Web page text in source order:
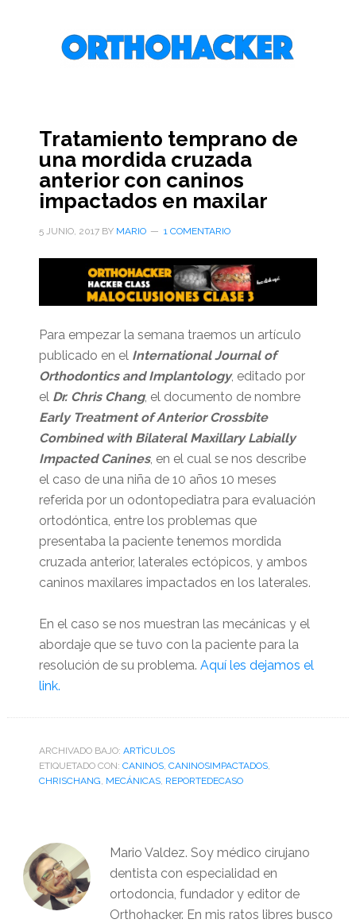
Tratamiento temprano de
una mordida cruzada
anterior con caninos
impactados en maxilar
5 JUNIO, 2017BY MARIO 1 COMENTARIO
Para empezar la semana traemos un artículo
publicado en el International Journal of
Orthodontics and Implantology, editado por
el Dr. Chris Chang, el documento de nombre
Early Treatment of Anterior Crossbite
Combined with Bilateral Maxillary Labially
Impacted Canines, en el cual se nos describe
el caso de una niña de 10 años 10 meses
referida por un odontopediatra para evaluación
ortodóntica, entre los problemas que
presentaba la paciente tenemos mordida
cruzada anterior, laterales ectópicos, y ambos
caninos maxilares impactados en los laterales.
En el caso se nos muestran las mecánicas y el
abordaje que se tuvo con la paciente para la
resolución de su problema. Aquí les dejamos el
link.
ARCHIVADO BAJO: ARTÌCULOS
ETIQUETADO CON: CANINOS, CANINOSIMPACTADOS,
CHRISCHANG MECÁNICAS, REPORTEDECASO
Mario Valdez. Soy médico cirujano
dentista con especialidad en
ortodoncia, fundador y editor de
Orthohacker. En mis ratos libres busco